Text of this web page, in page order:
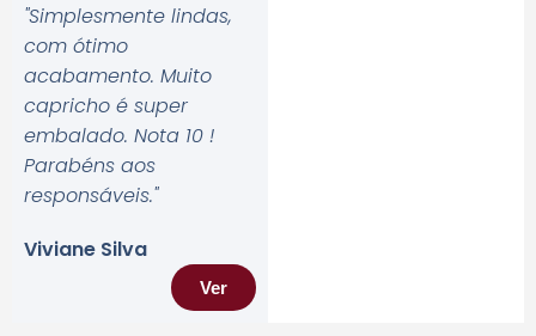
"Simplesmente lindas,
com ótimo
acabamento. Muito
capricho é super
embalado. Nota 10 !
Parabéns aos
responsáveis."
Viviane Silva
Ver